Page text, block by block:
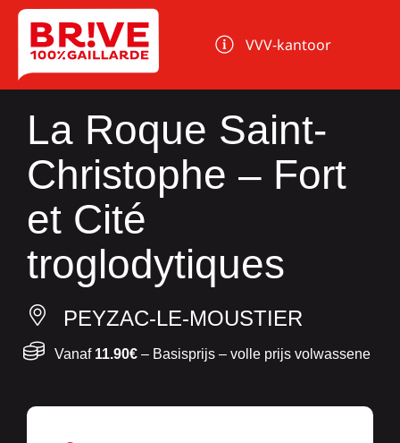
Cookies beheer paneel
VVV-kantoor
La Roque Saint-
Christophe – Fort
et Cité
troglodytiques
PEYZAC-LE-MOUSTIER
Vanaf 11.90€ – Basisprijs – volle prijs volwassene